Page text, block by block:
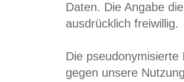
Daten. Die Angabe
ausdrücklich freiwillig.
Die
gegen unsere